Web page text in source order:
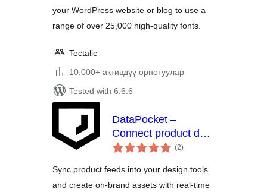
your WordPress website or blog to use a
range of over 25,000 high-quality fonts.
Tectalic
10,000+ активдүү орнотуулар
Tested with 6.6.6
DataPocket –
Connect product data
with your design
(2total
ratings
)
Sync product feeds into your design tools
and create on-brand assets with real-time